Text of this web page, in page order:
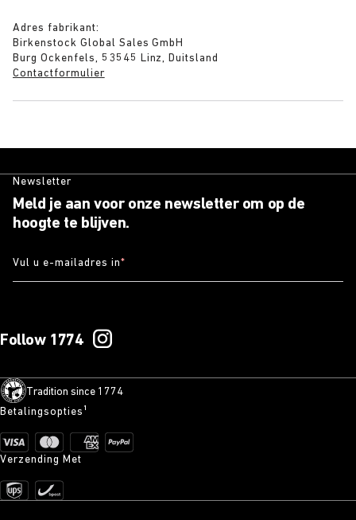
Adres fabrikant:
Birkenstock Global Sales GmbH
Burg Ockenfels, 53545 Linz, Duitsland
Contactformulier
Newsletter
Meld je aan voor onze newsletter om op de
hoogte te blijven.
Vul u e-mailadres in*
Follow 1774
Tradition since 1774
Betalingsopties¹
Verzending Met